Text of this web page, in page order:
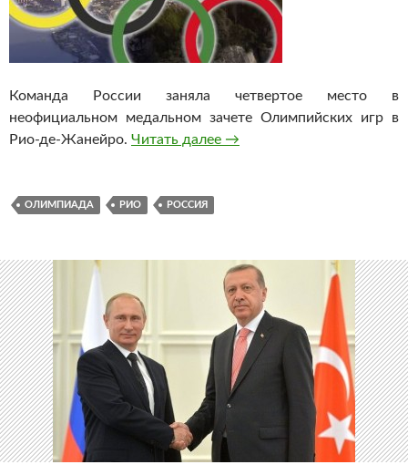
Команда России заняла четвертое место в
неофициальном медальном зачете Олимпийских игр в
Рио-де-Жанейро. Читать далее Россия заняла четвертое
→
ОЛИМПИАДА РИО РОССИЯ